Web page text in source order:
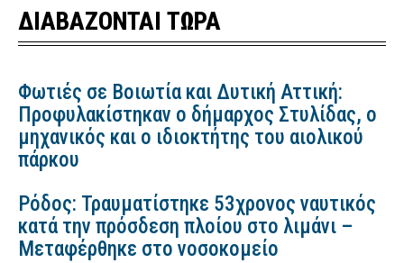
ΔΙΑΒΑΖΟΝΤΑΙ ΤΩΡΑ
Φωτιές σε Βοιωτία και Δυτική Αττική:
Προφυλακίστηκαν ο δήμαρχος Στυλίδας, ο
μηχανικός και ο ιδιοκτήτης του αιολικού
πάρκου
Ρόδος: Τραυματίστηκε 53χρονος ναυτικός
κατά την πρόσδεση πλοίου στο λιμάνι –
Μεταφέρθηκε στο νοσοκομείο